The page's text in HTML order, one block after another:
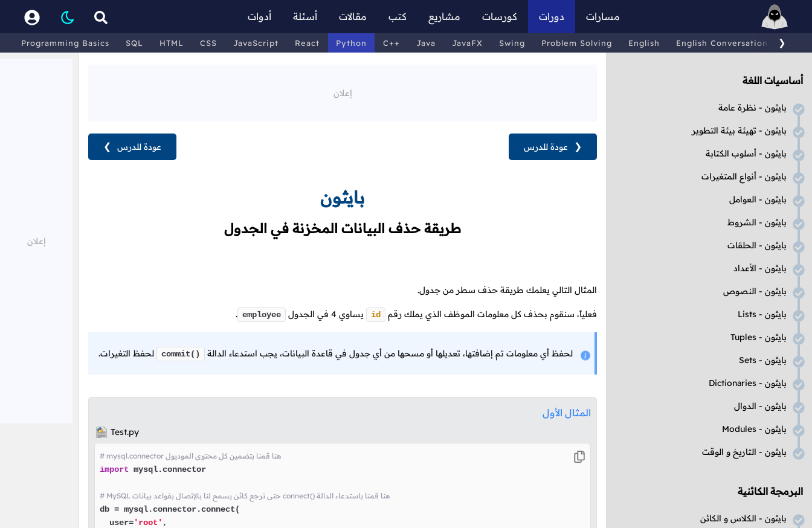
مسارات دورات كورسات مشاريع كتب مقالات أسئلة أدوات
Programming Basics SQL HTML CSS JavaScript React Python C++ Java JavaFX Swing Problem Solving English English Conversations ❯
أساسيات اللغة
بايثون - نظرة عامة
بايثون - تهيئة بيئة التطوير
بايثون - أسلوب الكتابة
بايثون - أنواع المتغيرات
بايثون - العوامل
بايثون - الشروط
بايثون - الحلقات
بايثون - الأعداد
بايثون - النصوص
بايثون - Lists
بايثون - Tuples
بايثون - Sets
بايثون - Dictionaries
بايثون - الدوال
بايثون - Modules
بايثون - التاريخ و الوقت
البرمجة الكائنية
بايثون - الكلاس و الكائن
عودة للدرس ❯ ❮ عودة للدرس
بايثون
طريقة حذف البيانات المخزنة في الجدول
المثال التالي يعلمك طريقة حذف سطر من جدول.
فعلياً، سنقوم بحذف كل معلومات الموظف الذي يملك رقم id يساوي 4 في الجدول employee
.
لحفظ أي معلومات تم إضافتها، تعديلها أو مسحها من أي جدول في قاعدة البيانات، يجب استدعاء الدالة commit() لحفظ التغيرات.
المثال الأول
Test.py
# mysql.connector هنا قمنا بتضمين كل محتوى الموديول
import mysql.connector
# MySQL حتى ترجع كائن يسمح لنا بالإتصال بقواعد بيانات connect() هنا قمنا باستدعاء الدالة
db = mysql.connector.connect(
  user=
'root' ,